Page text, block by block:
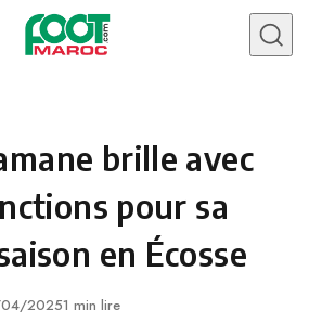
brille avec
pour sa
en Écosse
20251 min lire